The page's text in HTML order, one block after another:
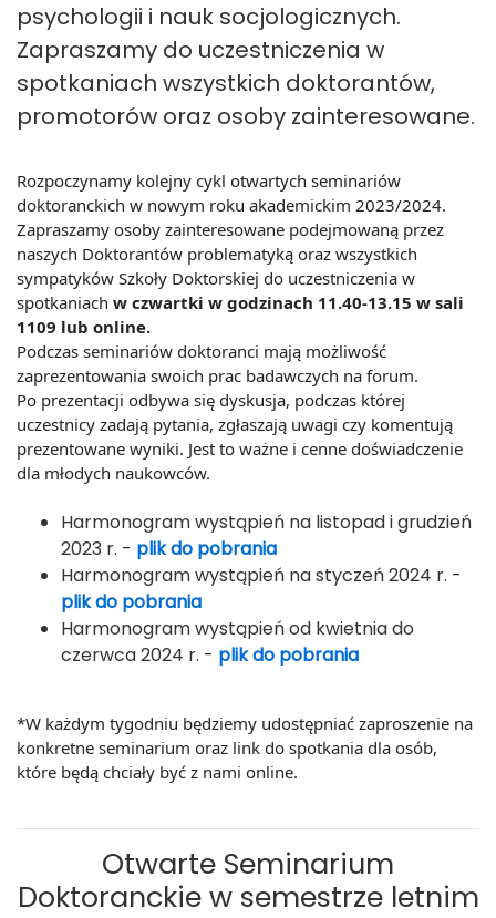
psychologii i nauk socjologicznych.
Zapraszamy do uczestniczenia w
spotkaniach wszystkich doktorantów,
promotorów oraz osoby zainteresowane.
Rozpoczynamy kolejny cykl otwartych seminariów
doktoranckich w nowym roku akademickim 2023/2024.
Zapraszamy osoby zainteresowane podejmowaną przez
naszych Doktorantów problematyką oraz wszystkich
sympatyków Szkoły Doktorskiej do uczestniczenia w
spotkaniach w czwartki w godzinach 11.40-13.15 w sali
1109 lub online.
Podczas seminariów doktoranci mają możliwość
zaprezentowania swoich prac badawczych na forum.
Po prezentacji odbywa się dyskusja, podczas której
uczestnicy zadają pytania, zgłaszają uwagi czy komentują
prezentowane wyniki. Jest to ważne i cenne doświadczenie
dla młodych naukowców.
Harmonogram wystąpień na listopad i grudzień
2023 r. - plik do pobrania
Harmonogram wystąpień na styczeń 2024 r. -
plik do pobrania
Harmonogram wystąpień od kwietnia do
czerwca 2024 r. - plik do pobrania
*W każdym tygodniu będziemy udostępniać zaproszenie na
konkretne seminarium oraz link do spotkania dla osób,
które będą chciały być z nami online.
Otwarte Seminarium
Doktoranckie w semestrze letnim